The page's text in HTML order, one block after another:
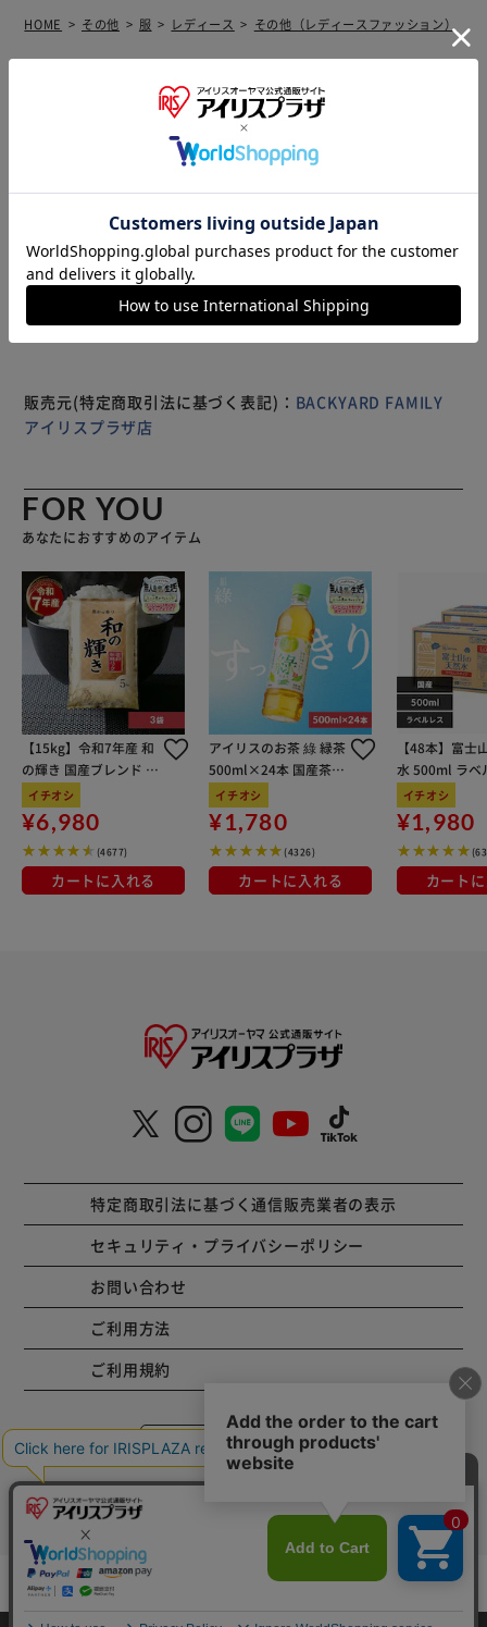
HOME その他 服 レディース その他（レディースファッション）
仕様・サイズ
フェミニンなフリルが魅力のビキニ。シンプルでエレガン
ト、どんなシーンでも洗練されたスタイルに。 パンツはハ
イウエストで股上が深く、お腹までしっかり隠れるシルエッ
トでセクシーになりすぎずスタイルをしっかりカバー。 伸
縮性：あり パッド：あり
※製品は予告なく仕様を変更する場合がございます。あらか
じめご了承ください。
販売元(特定商取引法に基づく表記)： BACKYARD FAMILY
アイリスプラザ店
FOR YOU
あなたにおすすめのアイテム
【15kg】令和7年産 和
の輝き 国産ブレンド 5
kg×3袋
イチオシ
¥6,980
(4677)
カートに入れる
アイリスのお茶 綠 緑茶
500ml×24本 国産茶葉
100％使用
イチオシ
¥1,780
(4326)
カートに入れる
【48本】富士
水 500ml ラベ
イチオシ
¥1,980
カート
特定商取引法に基づく通信販売業者の表示
セキュリティ・プライバシーポリシー
お問い合わせ
ご利用方法
ご利用規約
コーポレートサイト
Copyright © 2001 IRISPLAZA. ALL Rights Reserved.